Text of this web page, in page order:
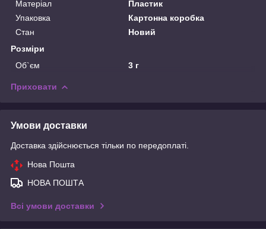
Матеріал
Пластик
Упаковка
Картонна коробка
Стан
Новий
Розміри
Об`єм
3 г
Приховати
Умови доставки
Доставка здійснюється тільки по передоплаті.
Нова Пошта
НОВА ПОШТА
Всі умови доставки